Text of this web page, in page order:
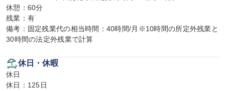
休憩：60分
残業：有
備考：固定残業代の相当時間：40時間/月※10時間の所定外残業と
30時間の法定外残業で計算
休日・休暇
休日
休日：125日